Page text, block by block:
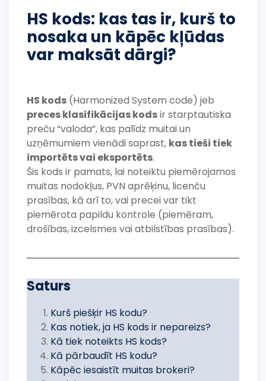
HS kods: kas tas ir, kurš to
nosaka un kāpēc kļūdas
var maksāt dārgi?
HS kods (Harmonized System code) jeb
preces klasifikācijas kodsir starptautiska
preču “valoda”, kas palīdz muitai un
uzņēmumiem vienādi saprast, kas tieši tiek
importēts vai eksportēts.
Šis kods ir pamats, lai noteiktu piemērojamos
muitas nodokļus, PVN aprēķinu, licenču
prasības, kā arī to, vai precei var tikt
piemērota papildu kontrole (piemēram,
drošības, izcelsmes vai atbilstības prasības).
Saturs
Kurš piešķir HS kodu?
Kas notiek, ja HS kods ir nepareizs?
Kā tiek noteikts HS kods?
Kā pārbaudīt HS kodu?
Kāpēc iesaistīt muitas brokeri?